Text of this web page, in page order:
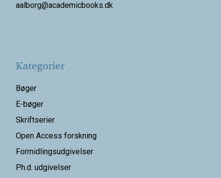
aalborg@academicbooks.dk
Kategorier
Bøger
E-bøger
Skriftserier
Open Access forskning
Formidlingsudgivelser
Ph.d. udgivelser